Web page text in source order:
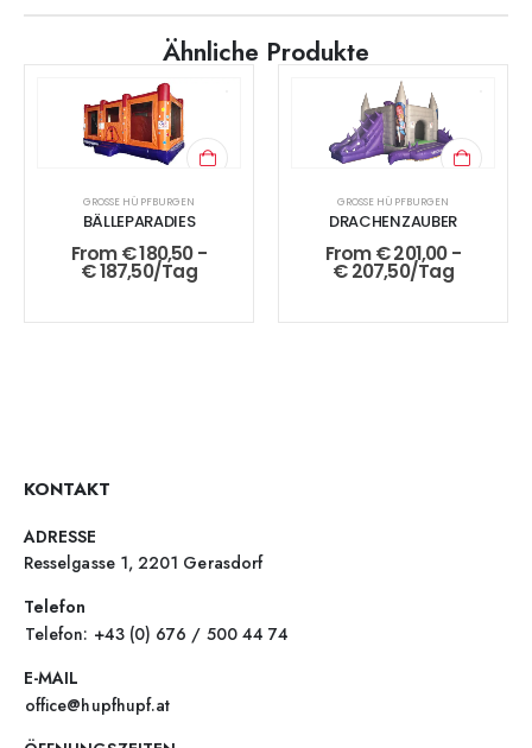
Ähnliche Produkte
GROSSE HÜPFBURGEN
BÄLLEPARADIES
From€180,50-
€187,50/Tag
GROSSE HÜPFBURGEN
DRACHENZAUBER
From€201,00-
€207,50/Tag
KONTAKT
ADRESSE
Resselgasse 1, 2201 Gerasdorf
Telefon
Telefon: +43 (0) 676 / 500 44 74
E-MAIL
office@hupfhupf.at